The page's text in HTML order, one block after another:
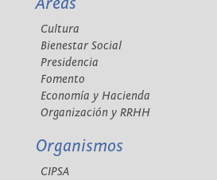
Cultura
Bienestar Social
Presidencia
Fomento
Economía y Hacienda
Organización y RRHH
Organismos
CIPSA